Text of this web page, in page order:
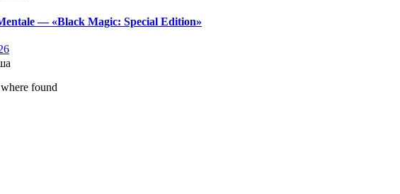
— «Black Magic: Special Edition»
found